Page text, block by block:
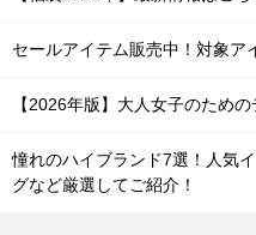
セールアイテム販売中！対象ア
【2026年版】大人女子のため
憧れのハイブランド7選！人気
グなど厳選してご紹介！